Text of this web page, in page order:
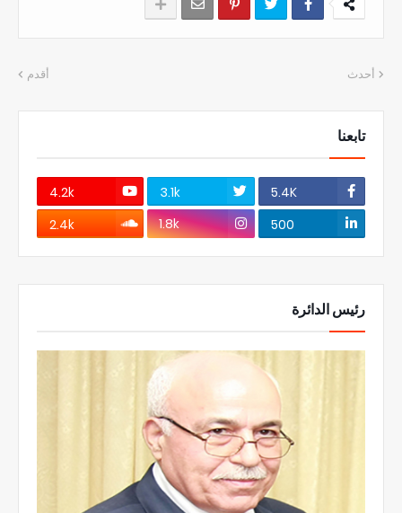
أحدث أقدم
تابعنا
5.4K
3.1k
4.2k
500
1.8k
2.4k
رئيس الدائرة